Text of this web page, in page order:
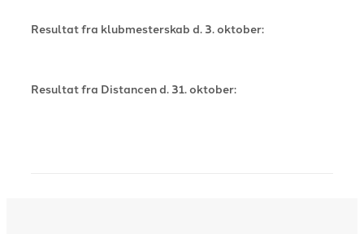
Resultat fra klubmesterskab d. 3. oktober:
Resultat fra Distancen d. 31. oktober: